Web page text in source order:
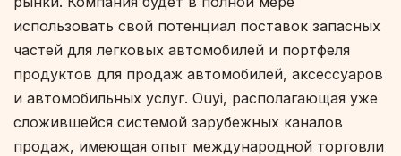
использовать свой потенциал поставок запасных
частей для легковых автомобилей и портфеля
продуктов для продаж автомобилей, аксессуаров
и автомобильных услуг. Ouyi, располагающая уже
сложившейся системой зарубежных каналов
продаж, имеющая опыт международной торговли